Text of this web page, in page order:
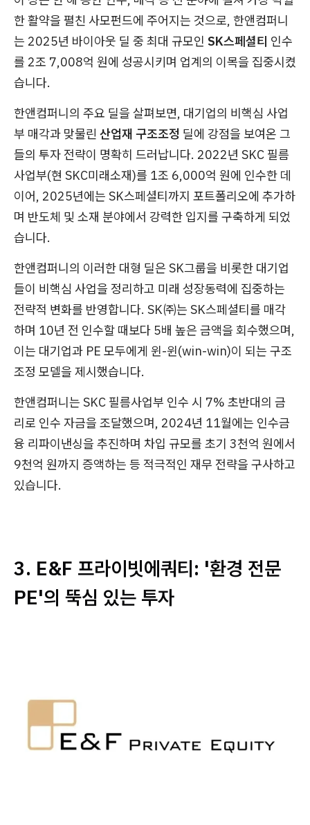
한 활약을 펼친 사모펀드에 주어지는 것으로, 한앤컴퍼니
는 2025년 바이아웃 딜 중 최대 규모인 SK스페셜티 인수
를 2조 7,008억 원에 성공시키며 업계의 이목을 집중시켰
습니다.
한앤컴퍼니의 주요 딜을 살펴보면, 대기업의 비핵심 사업
부 매각과 맞물린 산업재 구조조정 딜에 강점을 보여온 그
들의 투자 전략이 명확히 드러납니다. 2022년 SKC 필름
사업부(현 SKC미래소재)를 1조 6,000억 원에 인수한 데
이어, 2025년에는 SK스페셜티까지 포트폴리오에 추가하
며 반도체 및 소재 분야에서 강력한 입지를 구축하게 되었
습니다.
한앤컴퍼니의 이러한 대형 딜은 SK그룹을 비롯한 대기업
들이 비핵심 사업을 정리하고 미래 성장동력에 집중하는
전략적 변화를 반영합니다. SK㈜는 SK스페셜티를 매각
하며 10년 전 인수할 때보다 5배 높은 금액을 회수했으며,
이는 대기업과 PE 모두에게 윈-윈(win-win)이 되는 구조
조정 모델을 제시했습니다.
한앤컴퍼니는 SKC 필름사업부 인수 시 7% 초반대의 금
리로 인수 자금을 조달했으며, 2024년 11월에는 인수금
융 리파이낸싱을 추진하며 차입 규모를 초기 3천억 원에서
9천억 원까지 증액하는 등 적극적인 재무 전략을 구사하고
있습니다.
3. E&F 프라이빗에쿼티: '환경 전문
PE'의 뚝심 있는 투자